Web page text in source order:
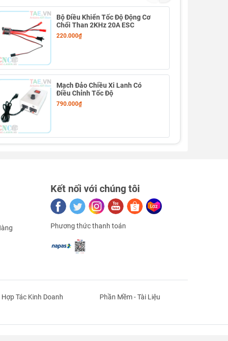
Bộ Điều Khiển Tốc Độ Động Cơ
Chổi Than 2KHz 20A ESC
220.000₫
Mạch Đảo Chiều Xi Lanh Có
Điều Chỉnh Tốc Độ
790.000₫
Kết nối với chúng tôi
Phương thức thanh toán
Hợp Tác Kinh Doanh
Phần Mềm - Tài Liệu